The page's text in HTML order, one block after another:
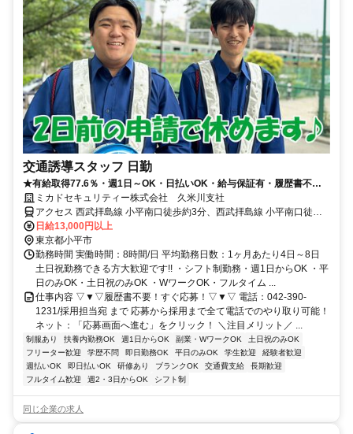
交通誘導スタッフ 日勤
★有給取得77.6％・週1日～OK・日払いOK・給与保証有・履歴書不要
★ ミカドセキュリティー株式会社 久米川支社
アクセス 西武拝島線 小平南口徒歩約3分、西武拝島線 小平南口徒歩
約3分、西武拝島線/西武新宿線 萩山南口徒歩約16分
日給13,000円以上
東京都小平市
勤務時間 実働時間：8時間/日 平均勤務日数：1ヶ月あたり4日～8日
土日祝勤務できる方大歓迎です!! ・シフト制勤務・週1日からOK ・平
日のみOK・土日祝のみOK ・WワークOK・フルタイム ...
仕事内容 ▽▼▽履歴書不要！すぐ応募！▽▼▽ 電話：042-390-
1231/採用担当宛 まで 応募から採用まで全て電話でのやり取り可能！
ネット：「応募画面へ進む」をクリック！ ＼注目メリット／ ...
制服あり 扶養内勤務OK 週1日からOK 副業・WワークOK
土日祝のみOK
フリーター歓迎
学歴不問 即日勤務OK 平日のみOK 学生歓迎
経験者歓迎
週払いOK
即日払いOK 研修あり ブランクOK 交通費支給
長期歓迎
フルタイム歓迎
週2・3日からOK シフト制
同じ企業の求人